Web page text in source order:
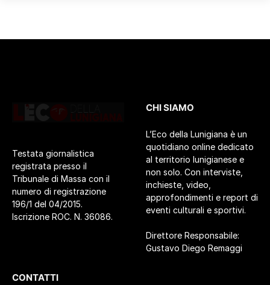
Testata giornalistica
registrata presso il
Tribunale di Massa con il
numero di registrazione
196/1 del 04/2015.
Iscrizione ROC. N. 36086.
CHI SIAMO
L’Eco della Lunigiana è un
quotidiano online dedicato
al territorio lunigianese e
non solo. Con interviste,
inchieste, video,
approfondimenti e report di
eventi culturali e sportivi.
Direttore Responsabile:
Gustavo Diego Remaggi
CONTATTI